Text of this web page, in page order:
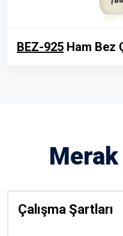
BEZ-925 Ham Bez
Çalışma Şartları